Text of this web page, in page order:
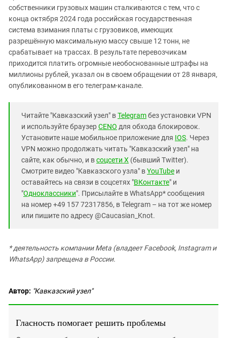
собственники грузовых машин сталкиваются с тем, что с
конца октября 2024 года российская государственная
система взимания платы с грузовиков, имеющих
разрешённую максимальную массу свыше 12 тонн, не
срабатывает на трассах. В результате перевозчикам
приходится платить огромные необоснованные штрафы на
миллионы рублей, указал он в своем обращении от 28 января,
опубликованном в его телеграм-канале.
Читайте "Кавказский узел" вTelegramбез установки VPN
и используйте браузерCENO для обхода блокировок.
Установите наше мобильное приложение для IOS. Через
VPN можно продолжать читать "Кавказский узел" на
сайте, как обычно, и всоцсети X (бывший Twitter).
Смотрите видео "Кавказского узла" вYouTube и
оставайтесь на связи в соцсетях "ВКонтакте" и
"Одноклассники". Присылайте в WhatsApp* сообщения
на номер +49 157 72317856, в Telegram – на тот же номер
или пишите по адресу @Caucasian_Knot.
* деятельность компании Meta (владеет Facebook, Instagram и
WhatsApp) запрещена в России.
Автор: "Кавказский узел"
Гласность помогает решить проблемы